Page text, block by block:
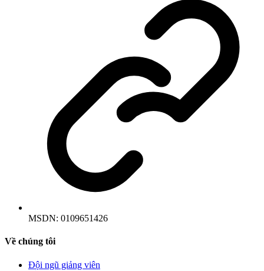
MSDN: 0109651426
Về chúng tôi
Đội ngũ giảng viên